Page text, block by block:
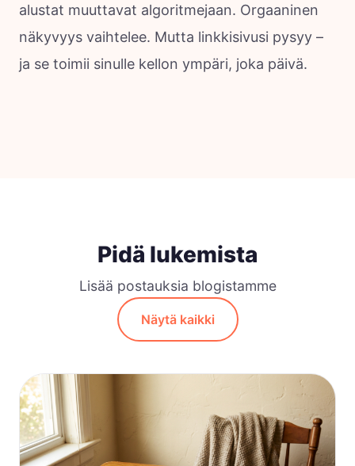
alustat muuttavat algoritmejaan. Orgaaninen
näkyvyys vaihtelee. Mutta linkkisivusi pysyy –
ja se toimii sinulle kellon ympäri, joka päivä.
Pidä lukemista
Lisää postauksia blogistamme
Näytä kaikki